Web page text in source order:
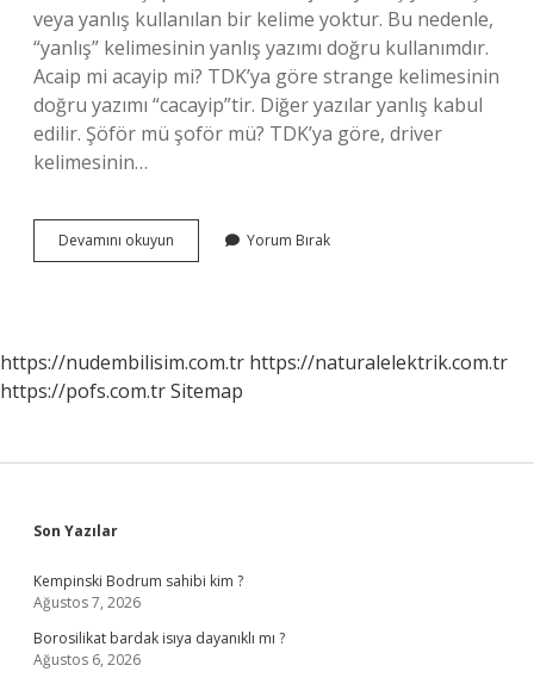
veya yanlış kullanılan bir kelime yoktur. Bu nedenle,
“yanlış” kelimesinin yanlış yazımı doğru kullanımdır.
Acaip mi acayip mi? TDK’ya göre strange kelimesinin
doğru yazımı “cacayip”tir. Diğer yazılar yanlış kabul
edilir. Şöför mü şoför mü? TDK’ya göre, driver
kelimesinin…
Devamını okuyun
Yanlış
Yorum Bırak
https://nudembilisim.com.tr https://naturalelektrik.com.tr
https://pofs.com.trSitemap
Sidebar
Son Yazılar
Kempinski Bodrum sahibi kim ?
Ağustos 7, 2026
Borosilikat bardak isıya dayanıklı mı ?
Ağustos 6, 2026